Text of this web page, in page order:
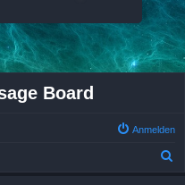
Board
Anmelden